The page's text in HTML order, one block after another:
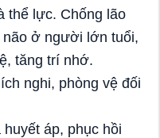
thể lực. Chống lão
não ở người lớn tuổi,
tăng trí nhớ.
nghi, phòng vệ đối
áp, phục hồi